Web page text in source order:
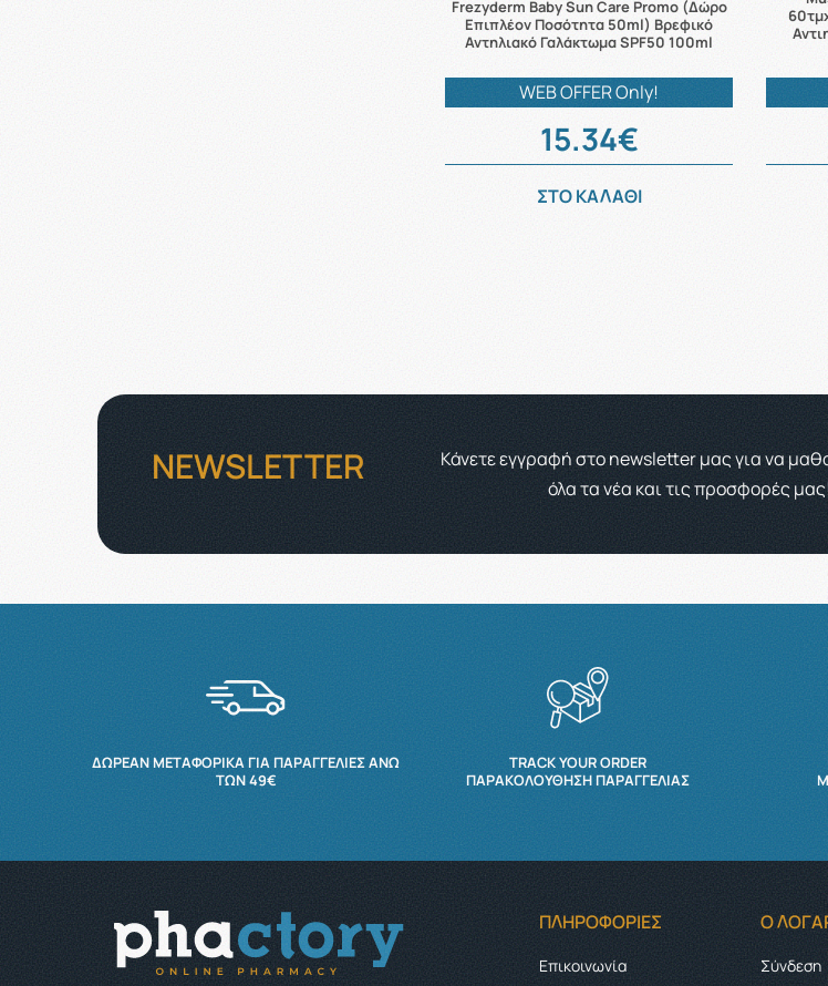
Frezyderm Baby Sun Care Promo (Δώρο
Επιπλέον Ποσότητα 50ml) Βρεφικό
Αντηλιακό Γαλάκτωμα SPF50 100ml
WEB OFFER Only!
15.34€
ΣΤΟ ΚΑΛΑΘΙ
NEWSLETTER
Κάνετε εγγραφή στο newsletter μας για να
όλα τα νέα και τις προσφορές
ΔΩΡΕΆΝ ΜΕΤΑΦΟΡΙΚΆ ΓΙΑ ΠΑΡΑΓΓΕΛΊΕΣ ΆΝΩ
ΤΩΝ 49€
TRACK YOUR ORDER
ΠΑΡΑΚΟΛΟΎΘΗΣΗ ΠΑΡΑΓΓΕΛΊΑΣ
ΠΛΗΡΟΦΟΡΊΕΣ
Επικοινωνία
Ο
Σύνδεση